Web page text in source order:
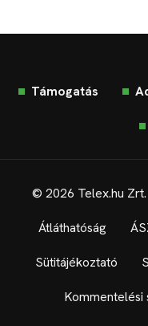
Támogatás
© 2026 Telex.hu Zrt.
Átláthatóság
Sütitájékoztató
Kommentelési